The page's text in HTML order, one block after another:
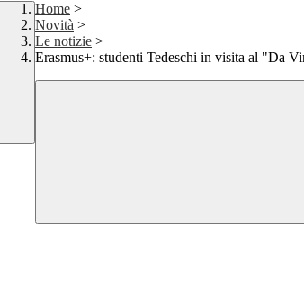
Home >
Novità >
Le notizie >
Erasmus+: studenti Tedeschi in visita al "Da